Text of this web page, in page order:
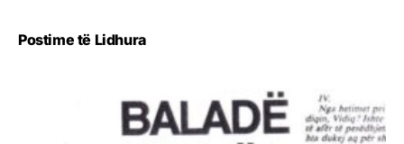
Postime të Lidhura